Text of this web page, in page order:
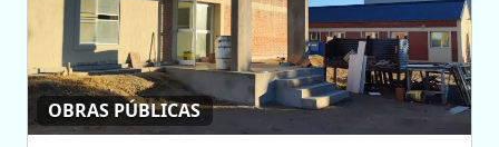
OBRAS PÚBLICAS